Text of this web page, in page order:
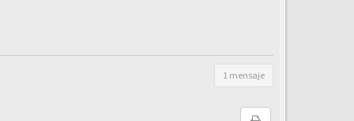
1 mensaje